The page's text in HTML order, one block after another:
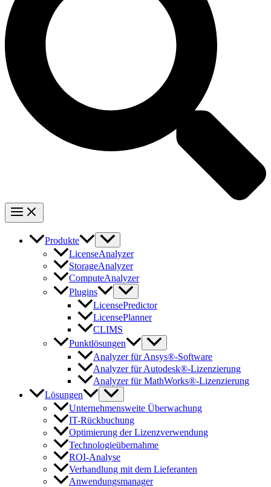
Produkte
LicenseAnalyzer
StorageAnalyzer
ComputeAnalyzer
Plugins
LicensePredictor
LicensePlanner
CLIMS
Punktlösungen
Analyzer für Ansys®-Software
Analyzer für Autodesk®-Lizenzierung
Analyzer für MathWorks®-Lizenzierung
Lösungen
Unternehmensweite Überwachung
IT-Rückbuchung
Optimierung der Lizenzverwendung
Technologieübernahme
ROI-Analyse
Verhandlung mit dem Lieferanten
Anwendungsmanager